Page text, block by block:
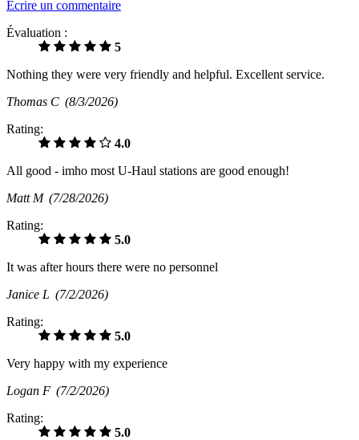
Écrire un commentaire
Évaluation :
5
Nothing they were very friendly and helpful. Excellent service.
Thomas C (8/3/2026)
Rating:
4.0
All good - imho most U-Haul stations are good enough!
Matt M (7/28/2026)
Rating:
5.0
It was after hours there were no personnel
Janice L (7/2/2026)
Rating:
5.0
Very happy with my experience
Logan F (7/2/2026)
Rating:
5.0